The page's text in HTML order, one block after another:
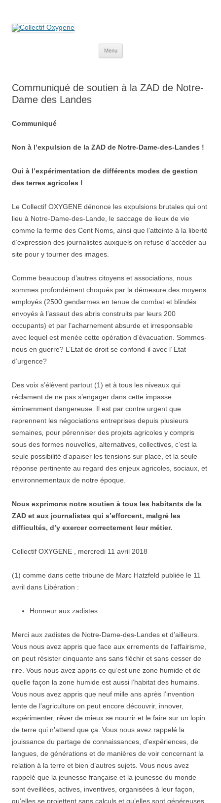
Menu
Communiqué de soutien à la ZAD de Notre-
Dame des Landes
Communiqué
Non à l’expulsion de la ZAD de Notre-Dame-des-Landes !
Oui à l’expérimentation de différents modes de gestion
des terres agricoles !
Le Collectif OXYGENE dénonce les expulsions brutales qui ont
lieu à Notre-Dame-des-Lande, le saccage de lieux de vie
comme la ferme des Cent Noms, ainsi que l’atteinte à la liberté
d’expression des journalistes auxquels on refuse d’accéder au
site pour y tourner des images.
Comme beaucoup d’autres citoyens et associations, nous
sommes profondément choqués par la démesure des moyens
employés (2500 gendarmes en tenue de combat et blindés
envoyés à l’assaut des abris construits par leurs 200
occupants) et par l’acharnement absurde et irresponsable
avec lequel est menée cette opération d’évacuation. Sommes-
nous en guerre? L’Etat de droit se confond-il avec l’ Etat
d’urgence?
Des voix s’élèvent partout (1) et à tous les niveaux qui
réclament de ne pas s’engager dans cette impasse
éminemment dangereuse. Il est par contre urgent que
reprennent les négociations entreprises depuis plusieurs
semaines pour pérenniser des projets agricoles y compris
sous des formes nouvelles, alternatives, collectives, c’est la
seule possibilité d’apaiser les tensions sur place, et la seule
réponse pertinente au regard des enjeux agricoles, sociaux, et
environnementaux de notre époque.
Nous exprimons notre soutien à tous les habitants de la
ZAD et aux journalistes qui s’efforcent, malgré les
difficultés, d’y exercer correctement leur métier.
Collectif OXYGENE , mercredi 11 avril 2018
(1) comme dans cette tribune de Marc Hatzfeld publiée le 11
avril dans Libération :
Honneur aux zadistes
Merci aux zadistes de Notre-Dame-des-Landes et d’ailleurs.
Vous nous avez appris que face aux errements de l’affairisme,
on peut résister cinquante ans sans fléchir et sans cesser de
rire. Vous nous avez appris ce qu’est une zone humide et de
quelle façon la zone humide est aussi l’habitat des humains.
Vous nous avez appris que neuf mille ans après l’invention
lente de l’agriculture on peut encore découvrir, innover,
expérimenter, rêver de mieux se nourrir et le faire sur un lopin
de terre qui n’attend que ça. Vous nous avez rappelé la
jouissance du partage de connaissances, d’expériences, de
langues, de générations et de manières de voir concernant la
relation à la terre et bien d’autres sujets. Vous nous avez
rappelé que la jeunesse française et la jeunesse du monde
sont éveillées, actives, inventives, organisées à leur façon,
qu’elles se projettent sans calculs et qu’elles sont généreuses